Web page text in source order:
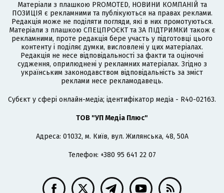
Матеріали з плашкою PROMOTED, НОВИНИ КОМПАНІЙ та
ПОЗИЦІЯ є рекламними та публікуються на правах реклами.
Редакція може не поділяти погляди, які в них промотуються.
Матеріали з плашкою СПЕЦПРОЄКТ та ЗА ПІДТРИМКИ також є
рекламними, проте редакція бере участь у підготовці цього
контенту і поділяє думки, висловлені у цих матеріалах.
Редакція не несе відповідальності за факти та оціночні
судження, оприлюднені у рекламних матеріалах. Згідно з
українським законодавством відповідальність за зміст
реклами несе рекламодавець.
Cубєкт у сфері онлайн-медіа; ідентифікатор медіа - R40-02163.
ТОВ "УП Медіа Плюс"
Адреса: 01032, м. Київ, вул. Жилянська, 48, 50А
Телефон: +380 95 641 22 07